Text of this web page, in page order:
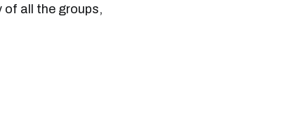
all the groups,